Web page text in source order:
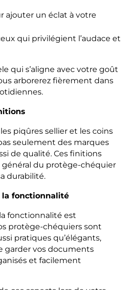
ajouter un éclat à votre
qui privilégient l’audace et
qui s’aligne avec votre goût
arborerez fièrement dans
piqûres sellier et les coins
seulement des marques
de qualité. Ces finitions
général du protège-chéquier
durabilité.
la fonctionnalité
fonctionnalité est
protège-chéquiers sont
pratiques qu’élégants,
garder vos documents
et facilement